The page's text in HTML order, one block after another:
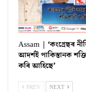
Assam | ‘কংগ্ৰেছৰ
আদর্শই পাকিস্তানক
কৰি আহিছে’
PREV NEXT